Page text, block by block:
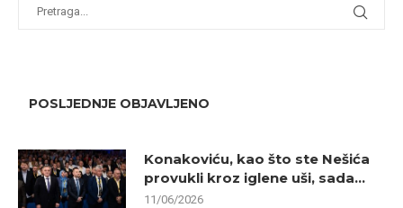
POSLJEDNJE OBJAVLJENO
Konakoviću, kao što ste Nešića
provukli kroz iglene uši, sada...
11/06/2026